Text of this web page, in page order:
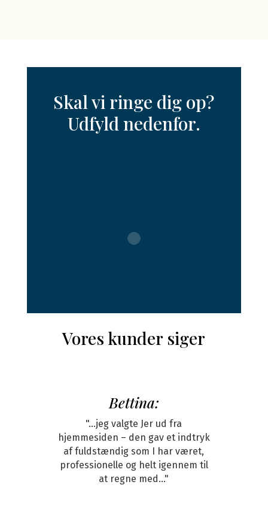
Skal vi ringe dig op?
Udfyld nedenfor.
Vores kunder siger
Bettina:
"...jeg valgte Jer ud fra
hjemmesiden – den gav et indtryk
af fuldstændig som I har været,
professionelle og helt igennem til
at regne med..."